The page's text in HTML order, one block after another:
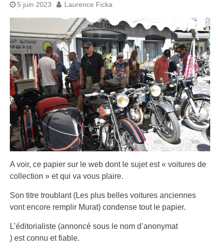
5 juin 2023 Laurence Ficka
A voir, ce papier sur le web dont le sujet est « voitures de
collection » et qui va vous plaire.
Son titre troublant (Les plus belles voitures anciennes
vont encore remplir Murat) condense tout le papier.
L’éditorialiste (annoncé sous le nom d’anonymat
) est connu et fiable.